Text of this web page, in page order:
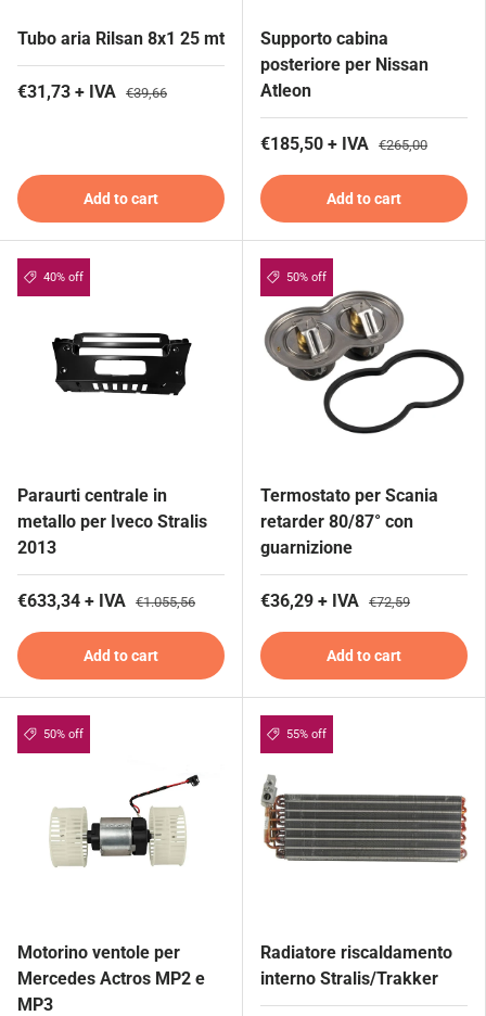
Tubo aria Rilsan 8x1 25 mt
€31,73 + IVA €39,66
Add to cart
Supporto cabina
posteriore per Nissan
Atleon
€185,50 + IVA €265,00
Add to cart
40% off
Paraurti centrale in
metallo per Iveco Stralis
2013
€633,34 + IVA €1.055,56
Add to cart
50% off
Termostato per Scania
retarder 80/87° con
guarnizione
€36,29 + IVA €72,59
Add to cart
50% off
Motorino ventole per
Mercedes Actros MP2 e
MP3
55% off
Radiatore riscaldamento
interno Stralis/Trakker